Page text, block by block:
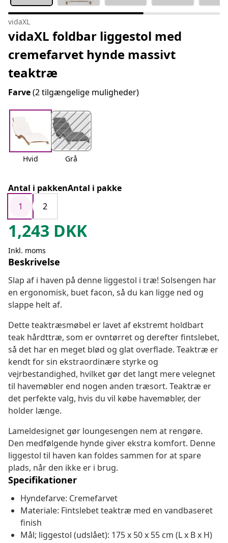
vidaXL
vidaXL foldbar liggestol med
cremefarvet hynde massivt
teaktræ
Farve(2 tilgængelige muligheder)
Hvid Grå
Antal i pakkenAntal i pakke
1
2
1,243 DKK
Inkl. moms
Beskrivelse
Slap af i haven på denne liggestol i træ! Solsengen har
en ergonomisk, buet facon, så du kan ligge ned og
slappe helt af.
Dette teaktræsmøbel er lavet af ekstremt holdbart
teak hårdttræ, som er ovntørret og derefter fintslebet,
så det har en meget blød og glat overflade. Teaktræ er
kendt for sin ekstraordinære styrke og
vejrbestandighed, hvilket gør det langt mere velegnet
til havemøbler end nogen anden træsort. Teaktræ er
det perfekte valg, hvis du vil købe havemøbler, der
holder længe.
Lameldesignet gør loungesengen nem at rengøre.
Den medfølgende hynde giver ekstra komfort. Denne
liggestol til haven kan foldes sammen for at spare
plads, når den ikke er i brug.
Specifikationer
Hyndefarve: Cremefarvet
Materiale: Fintslebet teaktræ med en vandbaseret
finish
Mål; liggestol (udslået): 175 x 50 x 55 cm (L x B x H)